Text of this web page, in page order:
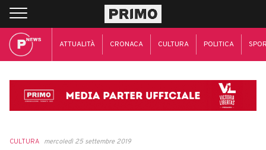
ATTUALITÀ CRONACA CULTURA POLITICA
CULTURA mercoledì 25 settembre 2019